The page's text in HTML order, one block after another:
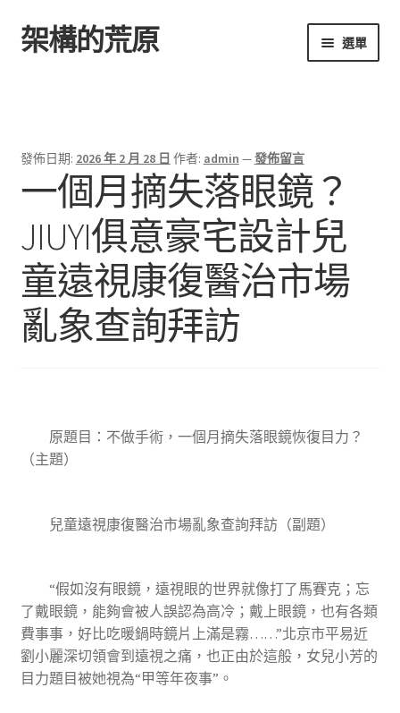
跳
至
跳
至
架構的荒原 選單
發佈日期: 2026 年 2 月 28 日 作者: admin —發佈留言
一個月摘失落眼鏡？
JIUYI俱意豪宅設計兒
童遠視康復醫治市場
亂象查詢拜訪
原題目：不做手術，一個月摘失落眼鏡恢復目力？
（主題）
兒童遠視康復醫治市場亂象查詢拜訪（副題）
“假如沒有眼鏡，遠視眼的世界就像打了馬賽克；忘
了戴眼鏡，能夠會被人誤認為高冷；戴上眼鏡，也有各類
費事事，好比吃暖鍋時鏡片上滿是霧……”北京市平易近
劉小麗深切領會到遠視之痛，也正由於這般，女兒小芳的
目力題目被她視為“甲等年夜事”。